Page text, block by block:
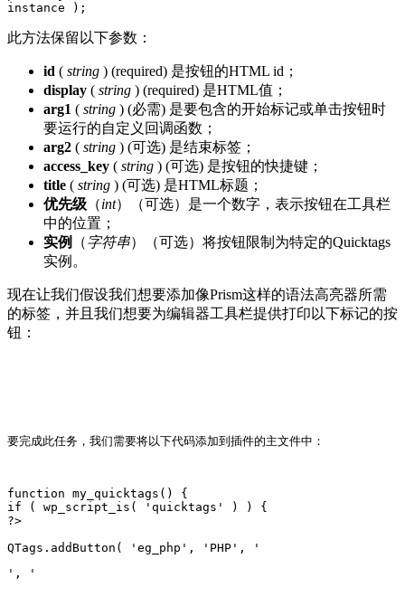
instance );
此方法保留以下参数：
id ( string ) (required) 是按钮的HTML id；
display ( string ) (required) 是HTML值；
arg1 ( string ) (必需) 是要包含的开始标记或单击按钮时
要运行的自定义回调函数；
arg2 ( string ) (可选) 是结束标签；
access_key ( string ) (可选) 是按钮的快捷键；
title ( string ) (可选) 是HTML标题；
优先级 （int）（可选）是一个数字，表示按钮在工具栏
中的位置；
实例
（字符串）（可选）将按钮限制为特定的Quicktags
实例。
现在让我们假设我们想要添加像Prism这样的语法高亮器所需
的标签，并且我们想要为编辑器工具栏提供打印以下标记的按
钮：
要完成此任务，我们需要将以下代码添加到插件的主文件中：
function my_quicktags() {
if ( wp_script_is( 'quicktags' ) ) {
?>
QTags.addButton( 'eg_php', 'PHP', '
', '